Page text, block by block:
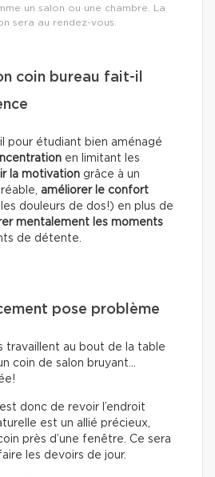
un salon ou une chambre. La
sera au rendez-vous.
coin bureau fait-il
pour étudiant bien aménagé
en limitant les
la motivation grâce à un
améliorer le confort
douleurs de dos!) en plus de
mentalement les moments
de détente.
pose problème
travaillent au bout de la table
coin de salon bruyant…
donc de revoir l’endroit
est un allié précieux,
près d’une fenêtre. Ce sera
les devoirs de jour.